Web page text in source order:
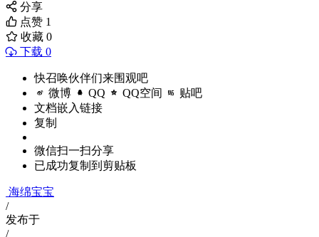
分享
点赞 1
收藏 0
下载 0
快召唤伙伴们来围观吧
微博 QQ QQ空间 贴吧
文档嵌入链接
复制
微信扫一扫分享
已成功复制到剪贴板
海绵宝宝
/
发布于
/